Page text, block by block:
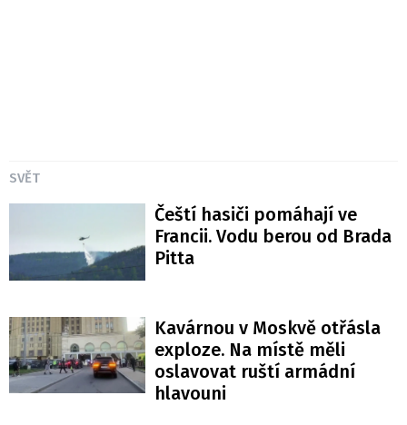
SVĚT
Čeští hasiči pomáhají ve
Francii. Vodu berou od Brada
Pitta
Kavárnou v Moskvě otřásla
exploze. Na místě měli
oslavovat ruští armádní
hlavouni